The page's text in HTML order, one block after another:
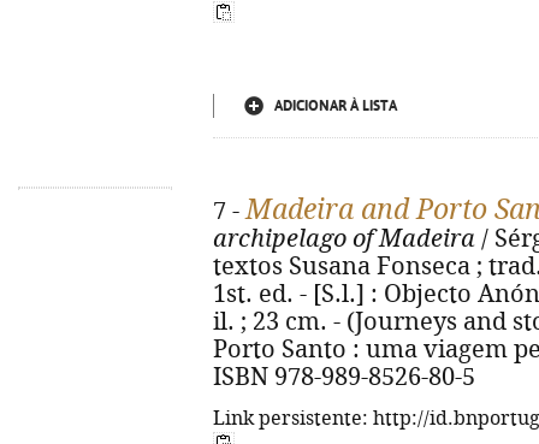
ADICIONAR À LISTA
7 -Madeira and Porto
archipelago of Madeira /
textos Susana Fonseca ;
1st. ed. - [S.l.] : Objecto
il. ; 23 cm. - (Journeys and
Porto Santo : uma viagem
ISBN 978-989-8526-80-5
Link persistente: http://